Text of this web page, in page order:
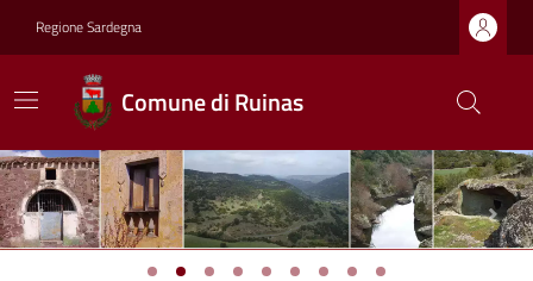
Regione Sardegna
Comune di Ruinas
Previous Next